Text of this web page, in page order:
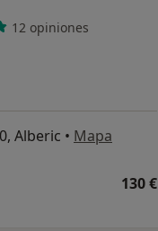
12 opiniones
Alberic • Mapa
130 €